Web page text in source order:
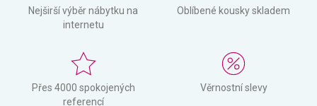
Nejširší výběr nábytku na
internetu
Oblíbené kousky skladem
Přes 4000 spokojených
referencí
Věrnostní slevy